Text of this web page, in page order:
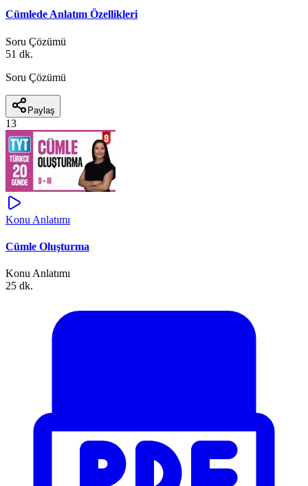
Cümlede Anlatım Özellikleri
Soru Çözümü
51 dk.
Soru Çözümü
Paylaş
13
Konu Anlatımı
Cümle Oluşturma
Konu Anlatımı
25 dk.